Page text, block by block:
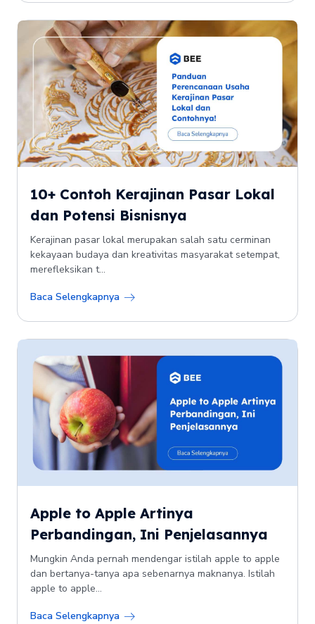
10+ Contoh Kerajinan Pasar Lokal
dan Potensi Bisnisnya
Kerajinan pasar lokal merupakan salah satu cerminan
kekayaan budaya dan kreativitas masyarakat setempat,
merefleksikan t...
Baca Selengkapnya
Apple to Apple Artinya
Perbandingan, Ini Penjelasannya
Mungkin Anda pernah mendengar istilah apple to apple
dan bertanya-tanya apa sebenarnya maknanya. Istilah
apple to apple...
Baca Selengkapnya